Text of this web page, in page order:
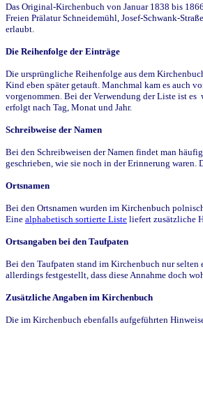
Das Original-Kirchenbuch von Januar 1838 bis
Freien Prälatur Schneidemühl, Josef-Schwank-
erlaubt.
Die Reihenfolge der Einträge
Die ursprüngliche Reihenfolge aus dem
Kind eben später getauft. Manchmal kam es auch
vorgenommen. Bei der Verwendung der Liste ist
erfolgt nach Tag, Monat und Jahr.
Schreibweise der Namen
Bei den Schreibweisen der Namen findet man
geschrieben, wie sie noch in der Erinnerung
Ortsnamen
Bei den Ortsnamen wurden im Kirchenbuch
Eine alphabetisch sortierte Liste liefert zusätzliche
Ortsangaben bei den Taufpaten
Bei den Taufpaten stand im Kirchenbuch nur selten
allerdings festgestellt, dass diese Annahme doch
Zusätzliche Angaben im Kirchenbuch
Die im Kirchenbuch ebenfalls aufgeführten